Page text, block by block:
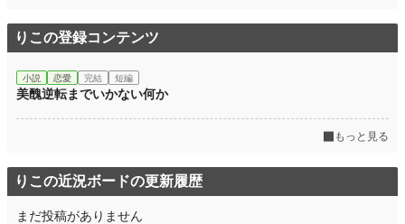
りこの登録コンテンツ
小説 恋愛 完結 短編
美醜逆転までいかない何か
もっと見る
りこの近況ボードの更新履歴
まだ投稿がありません